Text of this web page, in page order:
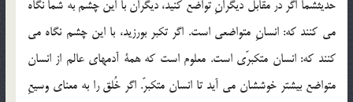
حدیثشما اگر در مقابل دیگرانِ تواضع کنید، دیگران با این چشم به شما نگاه
می کنند که: انسانِ متواضعی است. اگر تکبر بورزید، با این چشم نگاه می
کنند که: انسان متکبرّی است. معلوم است که همۀ آدمهای عالم از انسان
متواضع بیشتر خوششان می آید تا انسان متکبرّ. اگر خُلق را به معنای وسیعِ